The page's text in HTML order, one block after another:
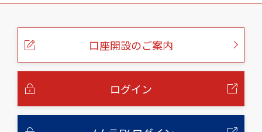
こ
口座開設のご案内
ログイン